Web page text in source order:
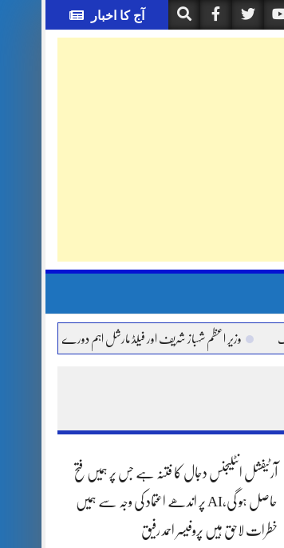
آج کا اخبار
وزیر اعظم شہباز شریف اور فیلڈ مارشل اہم دورے پر سعودی عرب روانہ
آرٹیفشل انٹلیجنس دجال کا فتنہ ہے جس پر ہمیں فتح
حاصل ہو گی،AI پر اندھے اعتماد کی وجہ سے ہمیں
خطرات لاحق ہیں پروفیسر احمد رفیق